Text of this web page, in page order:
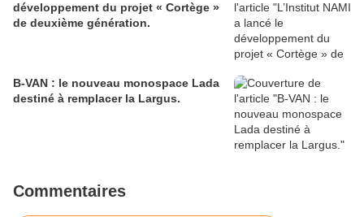
développement du projet « Cortège »
de deuxième génération.
B-VAN : le nouveau monospace Lada
destiné à remplacer la Largus.
Commentaires